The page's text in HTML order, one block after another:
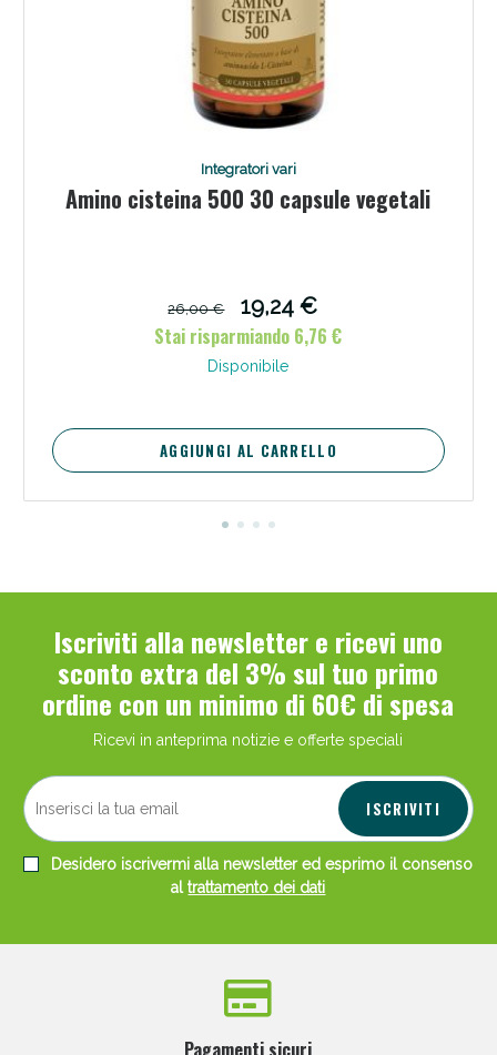
Integratori vari
Amino cisteina 500 30 capsule vegetali
26,00 €
19,24 €
Stai risparmiando 6,76 €
Disponibile
AGGIUNGI AL CARRELLO
Iscriviti alla newsletter e ricevi uno
sconto extra del 3% sul tuo primo
ordine con un minimo di 60€ di spesa
Ricevi in anteprima notizie e offerte speciali
ISCRIVITI
Desidero iscrivermi alla newsletter ed esprimo il consenso
altrattamento dei dati
Pagamenti sicuri